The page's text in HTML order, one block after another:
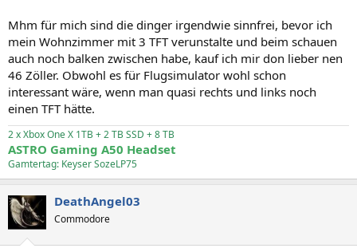
Mhm für mich sind die dinger irgendwie sinnfrei, bevor ich
mein Wohnzimmer mit 3 TFT verunstalte und beim schauen
auch noch balken zwischen habe, kauf ich mir don lieber nen
46 Zöller. Obwohl es für Flugsimulator wohl schon
interessant wäre, wenn man quasi rechts und links noch
einen TFT hätte.
2 x Xbox One X 1TB + 2 TB SSD + 8 TB
ASTRO Gaming A50 Headset
Gamtertag: Keyser SozeLP75
DeathAngel03
Commodore